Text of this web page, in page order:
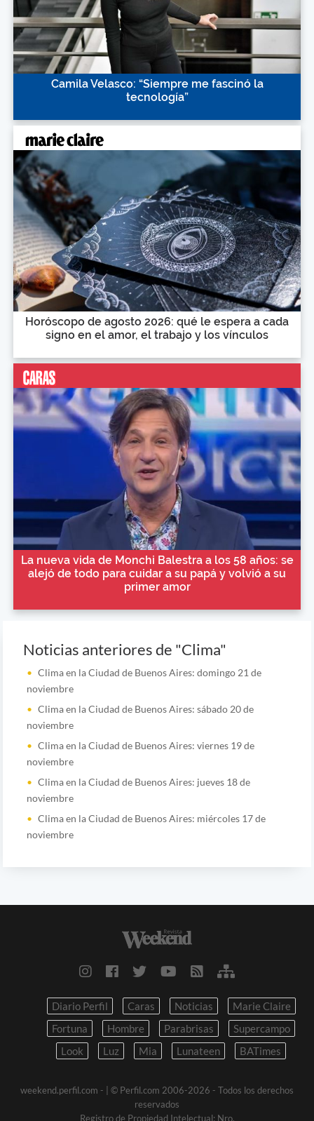
Camila Velasco: “Siempre me fascinó la
tecnología”
Horóscopo de agosto 2026: qué le espera a cada
signo en el amor, el trabajo y los vínculos
La nueva vida de Monchi Balestra a los 58 años: se
alejó de todo para cuidar a su papá y volvió a su
primer amor
Noticias anteriores de "Clima"
Clima en la Ciudad de Buenos Aires: domingo 21 de
noviembre
Clima en la Ciudad de Buenos Aires: sábado 20 de
noviembre
Clima en la Ciudad de Buenos Aires: viernes 19 de
noviembre
Clima en la Ciudad de Buenos Aires: jueves 18 de
noviembre
Clima en la Ciudad de Buenos Aires: miércoles 17 de
noviembre
Diario Perfil Caras Noticias
Marie Claire
Fortuna
Hombre Parabrisas
Supercampo
Look
Luz Mia Lunateen BATimes
weekend.perfil.com -
| © Perfil.com 2006-2026 - Todos los derechos
reservados
Registro de Propiedad Intelectual: Nro.